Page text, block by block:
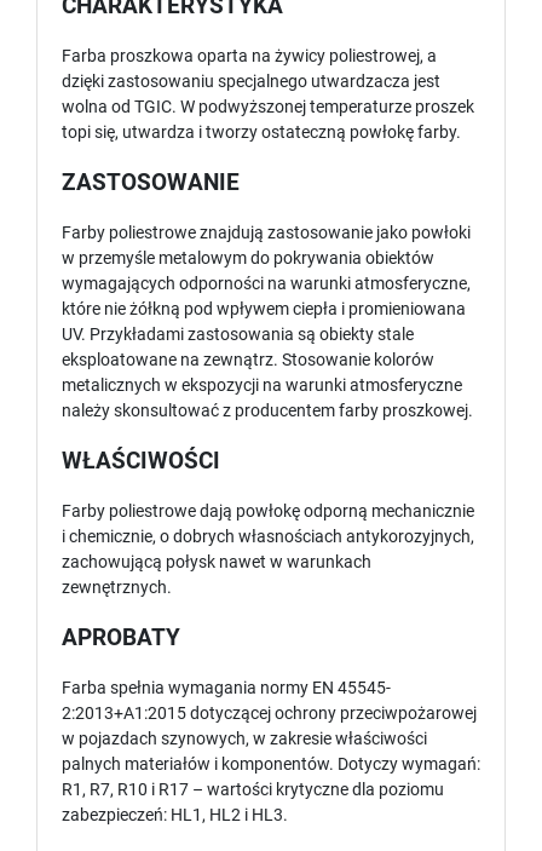
CHARAKTERYSTYKA
Farba proszkowa oparta na żywicy poliestrowej, a
dzięki zastosowaniu specjalnego utwardzacza jest
wolna od TGIC. W podwyższonej temperaturze proszek
topi się, utwardza i tworzy ostateczną powłokę farby.
ZASTOSOWANIE
Farby poliestrowe znajdują zastosowanie jako powłoki
w przemyśle metalowym do pokrywania obiektów
wymagających odporności na warunki atmosferyczne,
które nie żółkną pod wpływem ciepła i promieniowana
UV. Przykładami zastosowania są obiekty stale
eksploatowane na zewnątrz. Stosowanie kolorów
metalicznych w ekspozycji na warunki atmosferyczne
należy skonsultować z producentem farby proszkowej.
WŁAŚCIWOŚCI
Farby poliestrowe dają powłokę odporną mechanicznie
i chemicznie, o dobrych własnościach antykorozyjnych,
zachowującą połysk nawet w warunkach
zewnętrznych.
APROBATY
Farba spełnia wymagania normy EN 45545-
2:2013+A1:2015 dotyczącej ochrony przeciwpożarowej
w pojazdach szynowych, w zakresie właściwości
palnych materiałów i komponentów. Dotyczy wymagań:
R1, R7, R10 i R17 – wartości krytyczne dla poziomu
zabezpieczeń: HL1, HL2 i HL3.